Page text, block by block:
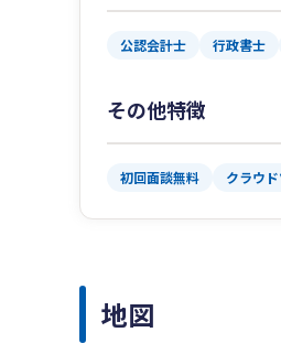
公認会計士 行政書士
その他特徴
初回面談無料 クラウ
地図